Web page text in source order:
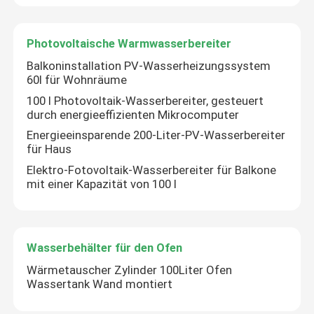
Photovoltaische Warmwasserbereiter
Balkoninstallation PV-Wasserheizungssystem
60l für Wohnräume
100 l Photovoltaik-Wasserbereiter, gesteuert
durch energieeffizienten Mikrocomputer
Energieeinsparende 200-Liter-PV-Wasserbereiter
für Haus
Elektro-Fotovoltaik-Wasserbereiter für Balkone
mit einer Kapazität von 100 l
Wasserbehälter für den Ofen
Wärmetauscher Zylinder 100Liter Ofen
Wassertank Wand montiert